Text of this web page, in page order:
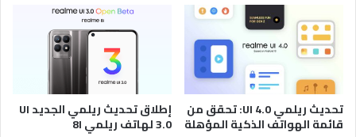
تحديث ريلمي UI 4.0: تحقق من
قائمة الهواتف الذكية المؤهلة
إطلاق تحديث ريلمي الجديد UI
3.0 لهاتف ريلمي 8I